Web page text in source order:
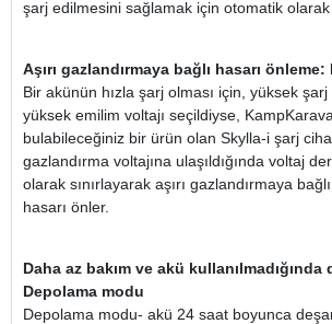
şarj edilmesini sağlamak için otomatik olarak
Aşırı gazlandırmaya bağlı hasarı
Bir akünün hızla şarj olması için, yüksek şarj
yüksek emilim voltajı seçildiyse,
bulabileceğiniz bir ürün olan Skylla-i şarj
gazlandırma voltajına ulaşıldığında voltaj
olarak sınırlayarak aşırı gazlandırmaya bağlı
hasarı önler.
Daha az bakım ve akü kullanılmadığında
Depolama modu
Depolama modu- akü 24 saat boyunca